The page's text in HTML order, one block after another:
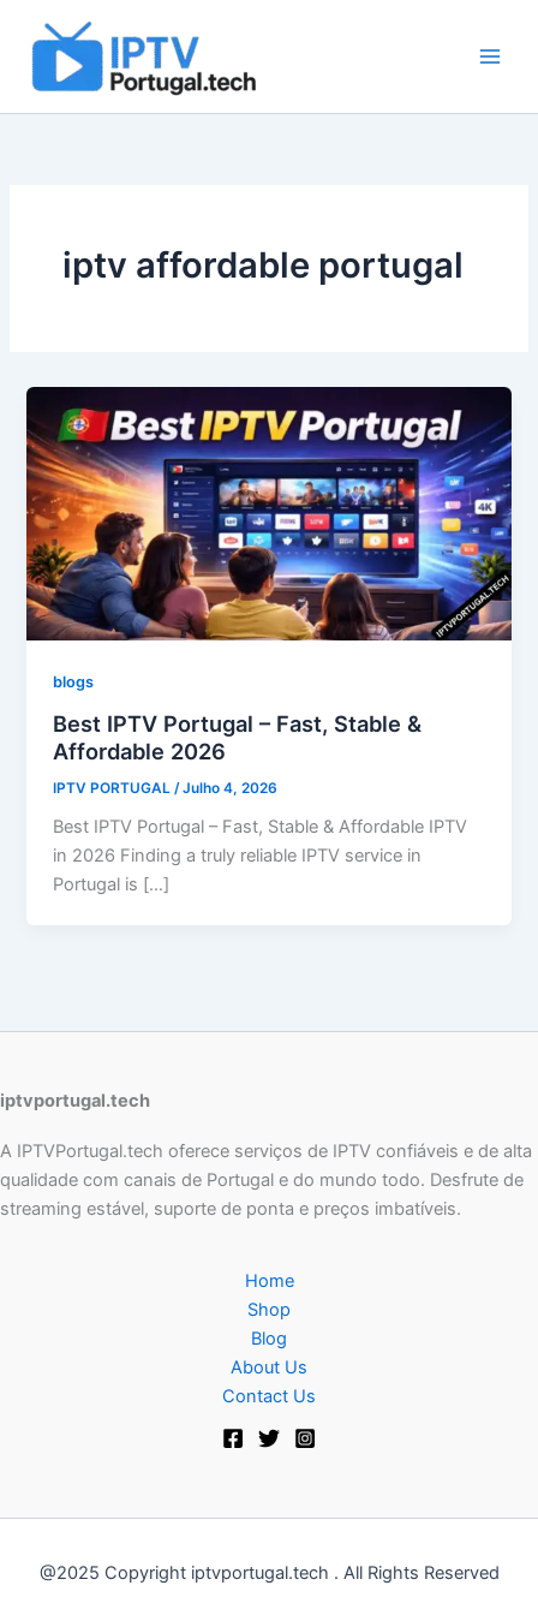
content
iptv affordable portugal
blogs
Best IPTV Portugal – Fast, Stable &
Affordable 2026
IPTV PORTUGAL /Julho 4, 2026
Best IPTV Portugal – Fast, Stable & Affordable IPTV
in 2026 Finding a truly reliable IPTV service in
Portugal is […]
iptvportugal.tech
A IPTVPortugal.tech oferece serviços de IPTV confiáveis e de alta
qualidade com canais de Portugal e do mundo todo. Desfrute de
streaming estável, suporte de ponta e preços imbatíveis.
Home
Shop
Blog
About Us
Contact Us
@2025 Copyright iptvportugal.tech . All Rights Reserved